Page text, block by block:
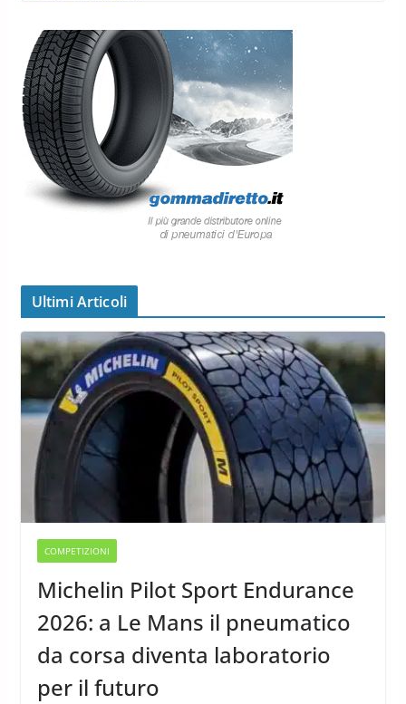
Ultimi Articoli
COMPETIZIONI
Michelin Pilot Sport Endurance
2026: a Le Mans il pneumatico
da corsa diventa laboratorio
per il futuro